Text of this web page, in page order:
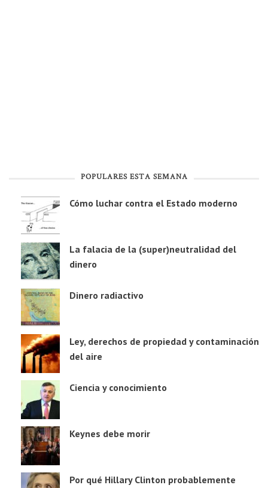
POPULARES ESTA SEMANA
Cómo luchar contra el Estado moderno
La falacia de la (super)neutralidad del
dinero
Dinero radiactivo
Ley, derechos de propiedad y contaminación
del aire
Ciencia y conocimiento
Keynes debe morir
Por qué Hillary Clinton probablemente